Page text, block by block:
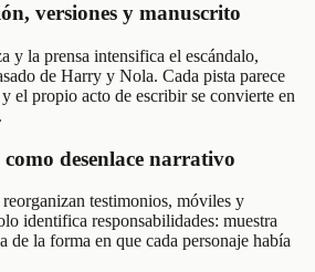
versiones y manuscrito
y la prensa intensifica el escándalo,
de Harry y Nola. Cada pista parece
el propio acto de escribir se convierte en
desenlace narrativo
testimonios, móviles y
identifica responsabilidades: muestra
de la forma en que cada personaje había